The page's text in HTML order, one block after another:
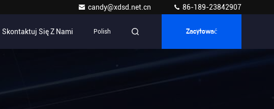
candy@xdsd.net.cn 86-189-23842907
Skontaktuj Się Z Nami Polish Zacytować